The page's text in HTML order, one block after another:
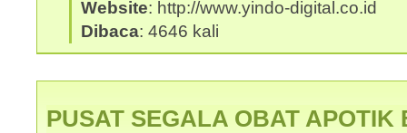
Website: http://www.yindo-digital.co.id
Dibaca: 4646 kali
PUSAT SEGALA OBAT APOTIK